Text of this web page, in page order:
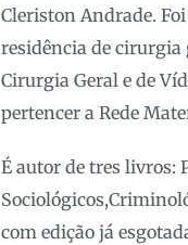
Cleriston Andrade.
residência de cirurgia
Cirurgia Geral e de
pertencer a Rede
É autor de tres livros:
com edição já